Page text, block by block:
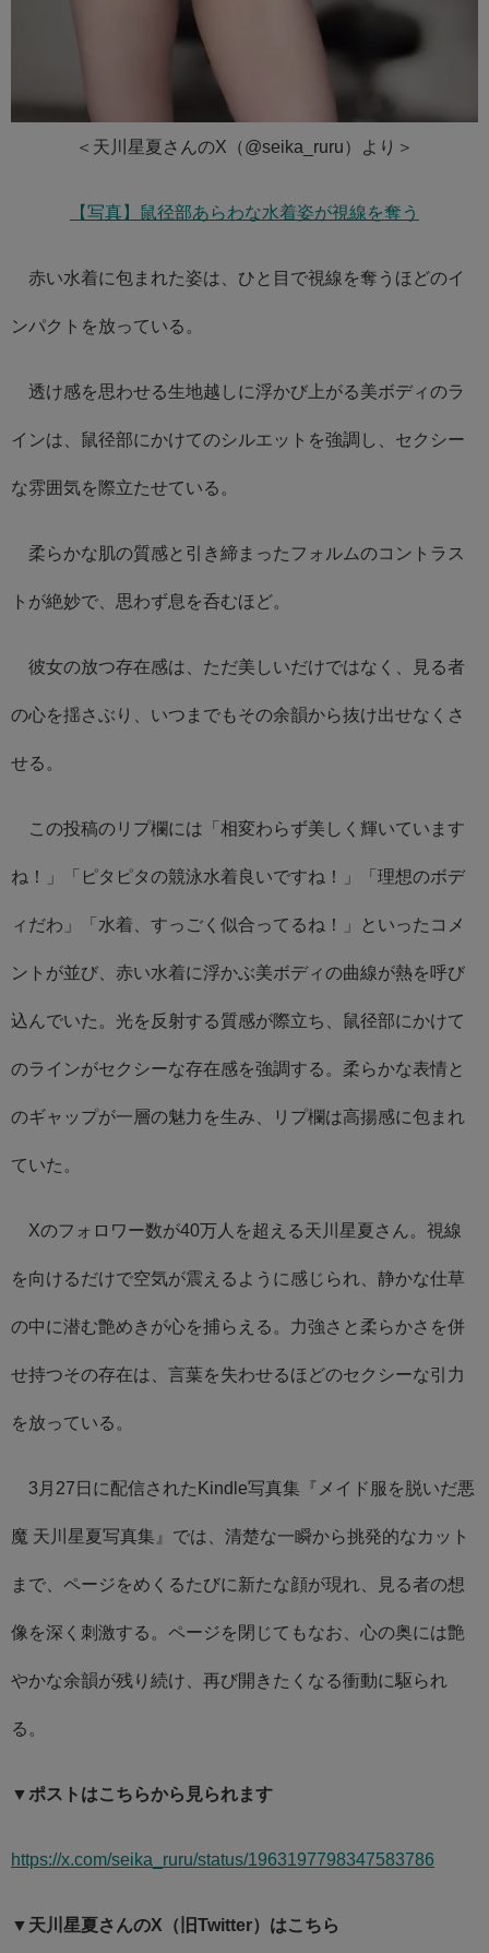
＜天川星夏さんのX（@seika_ruru）より＞
【写真】鼠径部あらわな水着姿が視線を奪う
赤い水着に包まれた姿は、ひと目で視線を奪うほどのイ
ンパクトを放っている。
透け感を思わせる生地越しに浮かび上がる美ボディのラ
インは、鼠径部にかけてのシルエットを強調し、セクシー
な雰囲気を際立たせている。
柔らかな肌の質感と引き締まったフォルムのコントラス
トが絶妙で、思わず息を呑むほど。
彼女の放つ存在感は、ただ美しいだけではなく、見る者
の心を揺さぶり、いつまでもその余韻から抜け出せなくさ
せる。
この投稿のリプ欄には「相変わらず美しく輝いています
ね！」「ピタピタの競泳水着良いですね！」「理想のボデ
ィだわ」「水着、すっごく似合ってるね！」といったコメ
ントが並び、赤い水着に浮かぶ美ボディの曲線が熱を呼び
込んでいた。光を反射する質感が際立ち、鼠径部にかけて
のラインがセクシーな存在感を強調する。柔らかな表情と
のギャップが一層の魅力を生み、リプ欄は高揚感に包まれ
ていた。
Xのフォロワー数が40万人を超える天川星夏さん。視線
を向けるだけで空気が震えるように感じられ、静かな仕草
の中に潜む艶めきが心を捕らえる。力強さと柔らかさを併
せ持つその存在は、言葉を失わせるほどのセクシーな引力
を放っている。
3月27日に配信されたKindle写真集『メイド服を脱いだ悪
魔 天川星夏写真集』では、清楚な一瞬から挑発的なカット
まで、ページをめくるたびに新たな顔が現れ、見る者の想
像を深く刺激する。ページを閉じてもなお、心の奥には艶
やかな余韻が残り続け、再び開きたくなる衝動に駆られ
る。
▼ポストはこちらから見られます
https://x.com/seika_ruru/status/1963197798347583786
▼天川星夏さんのX（旧Twitter）はこちら